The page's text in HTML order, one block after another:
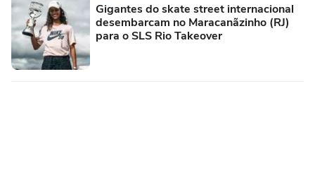
Gigantes do skate street internacional
desembarcam no Maracanãzinho (RJ)
para o SLS Rio Takeover